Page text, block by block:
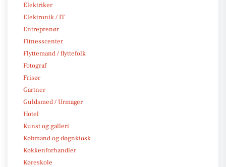
Elektriker
Elektronik / IT
Entreprenør
Fitnesscenter
Flyttemand / flyttefolk
Fotograf
Frisør
Gartner
Guldsmed / Urmager
Hotel
Kunst og galleri
Købmand og døgnkiosk
Køkkenforhandler
Køreskole